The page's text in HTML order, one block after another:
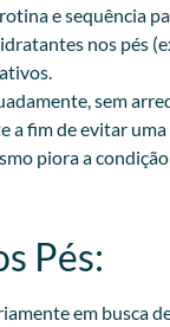
e sequência
nos pés
sem
a fim de evitar
piora a
Pés:​
em busca